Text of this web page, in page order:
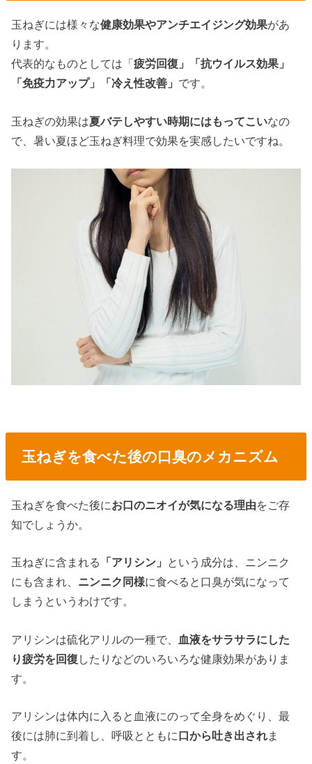
玉ねぎには様々な健康効果やアンチエイジング効果があ
ります。
代表的なものとしては「疲労回復」「抗ウイルス効果」
「免疫力アップ」「冷え性改善」 です。
玉ねぎの効果は夏バテしやすい時期にはもってこいなの
で、暑い夏ほど玉ねぎ料理で効果を実感したいですね。
玉ねぎを食べた後の口臭のメカニズム
玉ねぎを食べた後にお口のニオイが気になる理由をご存
知でしょうか。
玉ねぎに含まれる 「アリシン」 という成分は、ニンニク
にも含まれ、 ニンニク同様に食べると口臭が気になって
しまうというわけです。
アリシンは硫化アリルの一種で、 血液をサラサラにした
り疲労を回復 したりなどのいろいろな健康効果がありま
す。
アリシンは体内に入ると血液にのって全身をめぐり、最
後には肺に到着し、呼吸とともに口から吐き出されま
す。